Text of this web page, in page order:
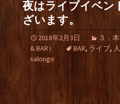
夜はライブイベン
ざいます。
2018年2月3日
３．
& BAR）
BAR, ライブ,
salongo